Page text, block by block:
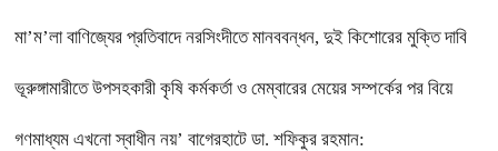
মা’ম’লা বাণিজ্যের প্রতিবাদে নরসিংদীতে মানববন্ধন, দুই কিশোরের মুক্তি দাবি
ভূরুঙ্গামারীতে উপসহকারী কৃষি কর্মকর্তা ও মেম্বারের মেয়ের সম্পর্কের পর বিয়ে
গণমাধ্যম এখনো স্বাধীন নয়’ বাগেরহাটে ডা. শফিকুর রহমান: